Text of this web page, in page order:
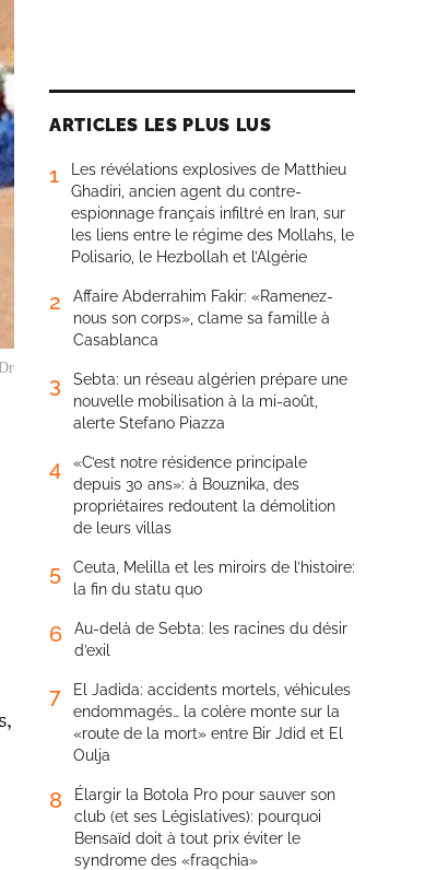
ARTICLES LES PLUS LUS
1
Les révélations explosives de Matthieu
Ghadiri, ancien agent du contre-
espionnage français infiltré en Iran, sur
les liens entre le régime des Mollahs, le
Polisario, le Hezbollah et l’Algérie
2
Affaire Abderrahim Fakir: «Ramenez-
nous son corps», clame sa famille à
Casablanca
3
Sebta: un réseau algérien prépare une
nouvelle mobilisation à la mi-août,
alerte Stefano Piazza
4
«C’est notre résidence principale
depuis 30 ans»: à Bouznika, des
propriétaires redoutent la démolition
de leurs villas
5
Ceuta, Melilla et les miroirs de l’histoire:
la fin du statu quo
6
Au-delà de Sebta: les racines du désir
d’exil
7
El Jadida: accidents mortels, véhicules
endommagés… la colère monte sur la
«route de la mort» entre Bir Jdid et El
Oulja
8
Élargir la Botola Pro pour sauver son
club (et ses Législatives): pourquoi
Bensaïd doit à tout prix éviter le
syndrome des «fraqchia»